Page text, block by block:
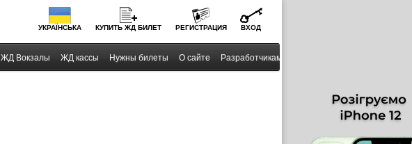
УКРАЇНСЬКА КУПИТЬ ЖД БИЛЕТ РЕГИСТРАЦИЯ ВХОД
ЖД Вокзалы ЖД кассы Нужны билеты О сайте Разработчикам